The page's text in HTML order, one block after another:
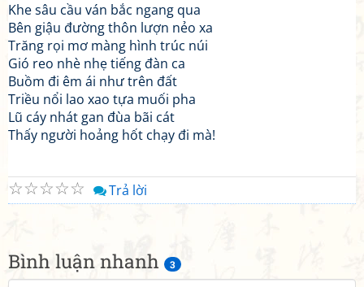
Bình luận nhanh 3
Khe sâu cầu ván bắc ngang qua
Bên giậu đường thôn lượn nẻo xa
Trăng rọi mơ màng hình trúc núi
Gió reo nhè nhẹ tiếng đàn ca
Buồm đi êm ái như trên đất
Triều nổi lao xao tựa muối pha
Lũ cáy nhát gan đùa bãi cát
Thấy người hoảng hốt chạy đi mà!
☆
☆
☆
☆
☆ Trả lời